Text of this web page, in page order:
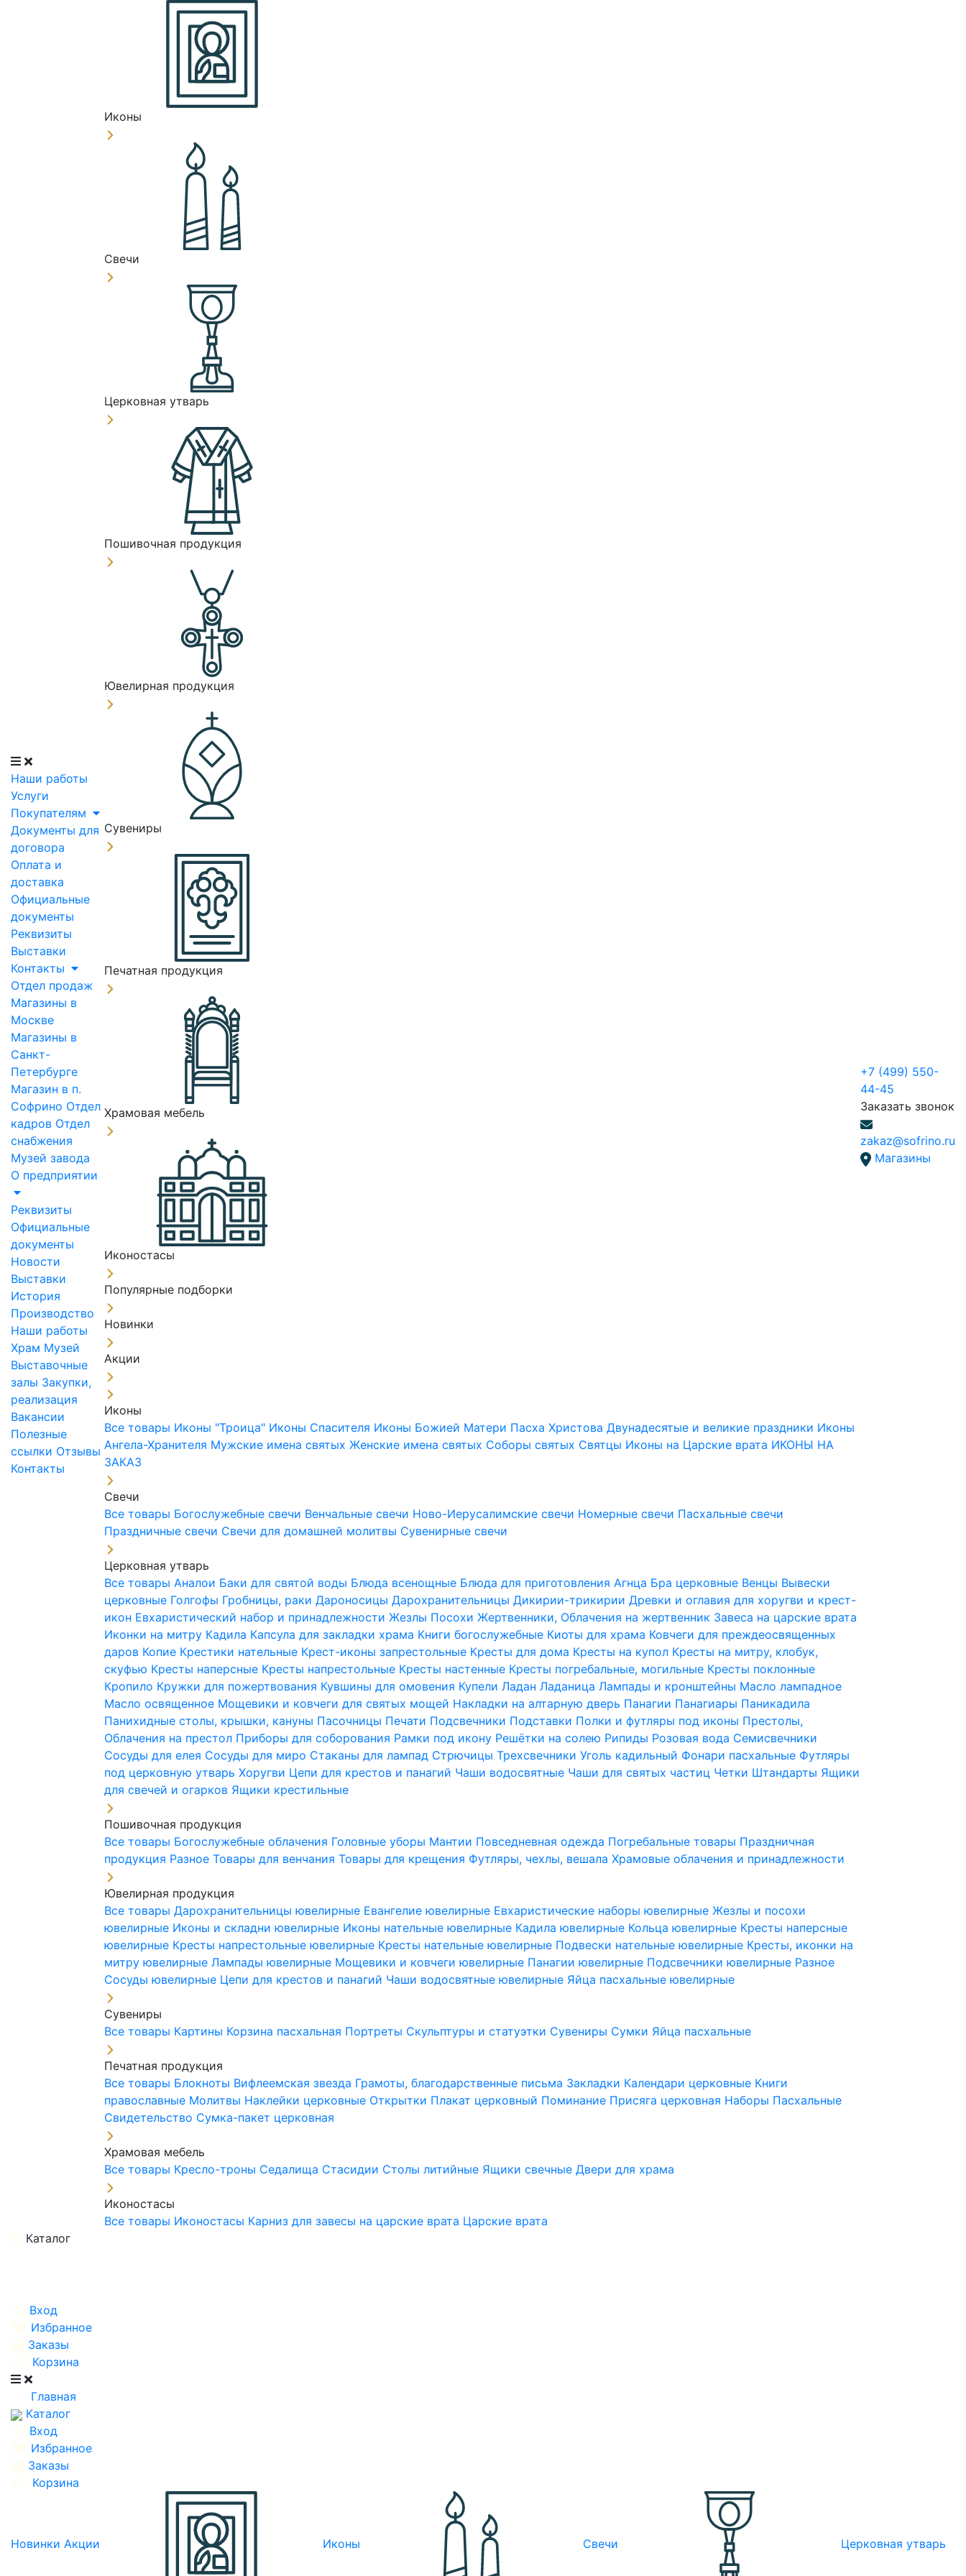
Наши работы
Услуги
Покупателям
Документы для
договора
Оплата и
доставка
Официальные
документы
Реквизиты
Выставки
Контакты
Отдел продаж
Магазины в
Москве
Магазины в
Санкт-
Петербурге
Магазин в п.
Софрино Отдел
кадров Отдел
снабжения
Музей завода
О предприятии
Реквизиты
Официальные
документы
Новости
Выставки
История
Производство
Наши работы
Храм Музей
Выставочные
залы Закупки,
реализация
Вакансии
Полезные
ссылки Отзывы
Контакты
Иконы
Свечи
Церковная утварь
Пошивочная продукция
Ювелирная продукция
Сувениры
Печатная продукция
Храмовая мебель
Иконостасы
Популярные подборки
Новинки
Акции
Иконы
Все товары Иконы "Троица" Иконы Спасителя Иконы Божией Матери Пасха ХристоваДвунадесятые и великие праздники Иконы
Ангела-Хранителя Мужские имена святыхЖенские имена святых Соборы святых Святцы Иконы на Царские врата ИКОНЫ НА
ЗАКАЗ
Свечи
Все товары Богослужебные свечи Венчальные свечи Ново-Иерусалимские свечи Номерные свечи Пасхальные свечи
Праздничные свечи Свечи для домашней молитвы Сувенирные свечи
Церковная утварь
Все товарыАналои Баки для святой воды Блюда всенощные Блюда для приготовления Агнца Бра церковные Венцы Вывески
церковные Голгофы Гробницы, ракиДароносицыДарохранительницыДикирии-трикирииДревки и оглавия для хоругви и крест-
икон Евхаристический набор и принадлежностиЖезлы ПосохиЖертвенники, Облачения на жертвенник Завеса на царские врата
Иконки на митру Кадила Капсула для закладки храма Книги богослужебные Киоты для храма Ковчеги для преждеосвященных
даров Копие Крестики нательные Крест-иконы запрестольные Кресты для дома Кресты на купол Кресты на митру, клобук,
скуфью Кресты наперсные Кресты напрестольные Кресты настенные Кресты погребальные, могильные Кресты поклонные
Кропило Кружки для пожертвования Кувшины для омовения КупелиЛаданЛаданицаЛампады и кронштейны Масло лампадное
Масло освященное Мощевики и ковчеги для святых мощей Накладки на алтарную дверь Панагии Панагиары Паникадила
Панихидные столы, крышки, кануны Пасочницы Печати Подсвечники Подставки Полки и футляры под иконы Престолы,
Облачения на престол Приборы для соборования Рамки под икону Решётки на солею Рипиды Розовая вода Семисвечники
Сосуды для елея Сосуды для миро Стаканы для лампад СтрючицыТрехсвечникиУголь кадильный Фонари пасхальные Футляры
под церковную утварьХоругви Цепи для крестов и панагий Чаши водосвятные Чаши для святых частиц Четки Штандарты Ящики
для свечей и огарков Ящики крестильные
Пошивочная продукция
Все товары Богослужебные облачения Головные уборы Мантии Повседневная одежда Погребальные товары Праздничная
продукция РазноеТовары для венчанияТовары для крещения Футляры, чехлы, вешалаХрамовые облачения и принадлежности
Ювелирная продукция
Все товарыДарохранительницы ювелирные Евангелие ювелирные Евхаристические наборы ювелирныеЖезлы и посохи
ювелирные Иконы и складни ювелирные Иконы нательные ювелирные Кадила ювелирные Кольца ювелирные Кресты наперсные
ювелирные Кресты напрестольные ювелирные Кресты нательные ювелирные Подвески нательные ювелирные Кресты, иконки на
митру ювелирныеЛампады ювелирные Мощевики и ковчеги ювелирные Панагии ювелирные Подсвечники ювелирные Разное
Сосуды ювелирные Цепи для крестов и панагий Чаши водосвятные ювелирные Яйца пасхальные ювелирные
Сувениры
Все товары Картины Корзина пасхальная Портреты Скульптуры и статуэтки Сувениры Сумки Яйца пасхальные
Печатная продукция
Все товары Блокноты Вифлеемская звезда Грамоты, благодарственные письма Закладки Календари церковные Книги
православные Молитвы Наклейки церковные Открытки Плакат церковный Поминание Присяга церковная Наборы Пасхальные
Свидетельство Сумка-пакет церковная
Храмовая мебель
Все товары Кресло-троны Седалища Стасидии Столы литийные Ящики свечныеДвери для храма
Иконостасы
Все товары Иконостасы Карниз для завесы на царские врата Царские врата
+7 (499) 550-
44-45
Заказать звонок
zakaz@sofrino.ru
Магазины
Каталог
Вход
Избранное
Заказы
Корзина
Главная
Каталог
Вход
Избранное
Заказы
Корзина
Новинки Акции Иконы Свечи Церковная утварь